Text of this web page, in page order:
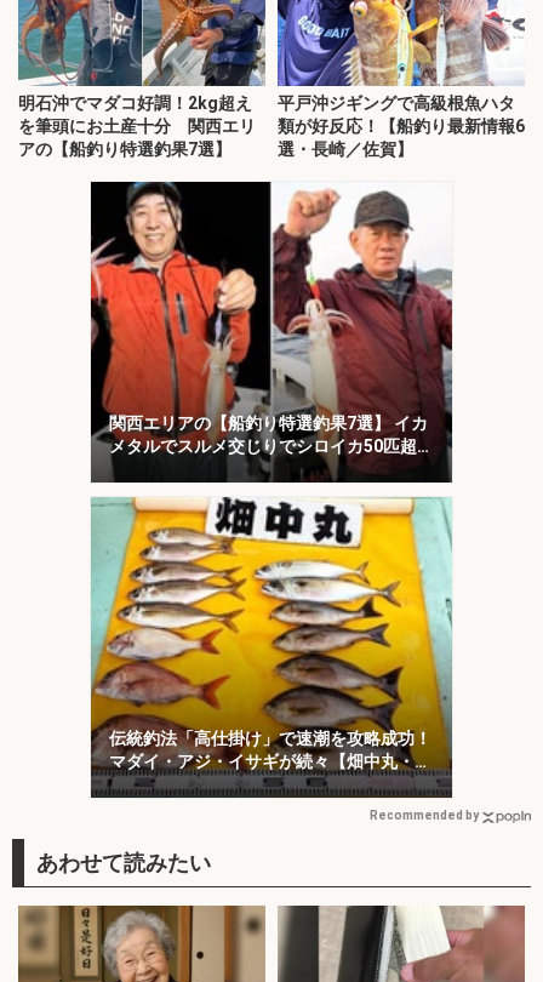
明石沖でマダコ好調！2kg超え
を筆頭にお土産十分 関西エリ
アの【船釣り特選釣果7選】
平戸沖ジギングで高級根魚ハタ
類が好反応！【船釣り最新情報6
選・長崎／佐賀】
関西エリアの【船釣り特選釣果7選】 イカ
メタルでスルメ交じりでシロイカ50匹超
え！
伝統釣法「高仕掛け」で速潮を攻略成功！
マダイ・アジ・イサギが続々【畑中丸・加
太】
Recommended by